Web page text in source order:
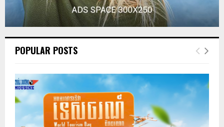
POPULAR POSTS